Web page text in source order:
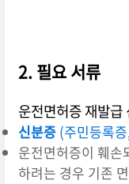
2. 필요 서류
운전면허증 재발급
신분증(주민등록
운전면허증이 훼손
하려는 경우 기존